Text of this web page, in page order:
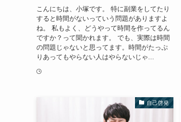
こんにちは、小塚です。 特に副業をしてたり
すると時間がないっていう問題がありますよ
ね。 私もよく、どうやって時間を作ってるん
ですか？って聞かれます。 でも、実際は時間
の問題じゃないと思ってます。時間がたっぷ
りあってもやらない人はやらないじゃ...
自己啓発